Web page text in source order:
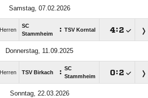
Samstag, 07.02.2026
Herren
SC
Stammheim
: TSV Korntal :
Donnerstag, 11.09.2025
Herren TSV Birkach : SC
Stammheim
:
Sonntag, 22.03.2026